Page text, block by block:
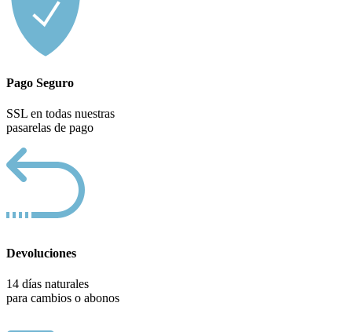
Pago Seguro
SSL en todas nuestras
pasarelas de pago
Devoluciones
14 días naturales
para cambios o abonos